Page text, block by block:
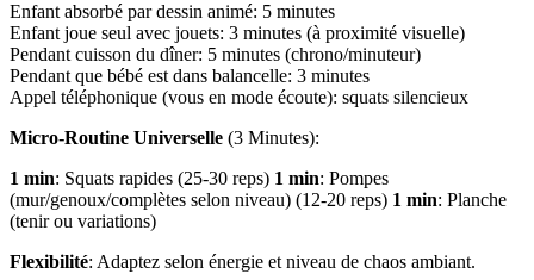
Enfant absorbé par dessin animé: 5 minutes
Enfant joue seul avec jouets: 3 minutes (à proximité visuelle)
Pendant cuisson du dîner: 5 minutes (chrono/minuteur)
Pendant que bébé est dans balancelle: 3 minutes
Appel téléphonique (vous en mode écoute): squats silencieux
Micro-Routine Universelle (3 Minutes):
1 min: Squats rapides (25-30 reps) 1 min: Pompes
(mur/genoux/complètes selon niveau) (12-20 reps) 1 min: Planche
(tenir ou variations)
Flexibilité: Adaptez selon énergie et niveau de chaos ambiant.